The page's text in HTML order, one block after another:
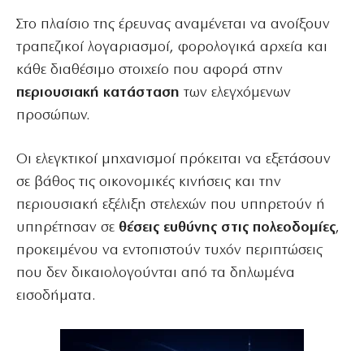
Στο πλαίσιο της έρευνας αναμένεται να ανοίξουν
τραπεζικοί λογαριασμοί, φορολογικά αρχεία και
κάθε διαθέσιμο στοιχείο που αφορά στην
περιουσιακή κατάσταση των ελεγχόμενων
προσώπων.
Οι ελεγκτικοί μηχανισμοί πρόκειται να εξετάσουν
σε βάθος τις οικονομικές κινήσεις και την
περιουσιακή εξέλιξη στελεχών που υπηρετούν ή
υπηρέτησαν σε θέσεις ευθύνης στις πολεοδομίες,
προκειμένου να εντοπιστούν τυχόν περιπτώσεις
που δεν δικαιολογούνται από τα δηλωμένα
εισοδήματα.